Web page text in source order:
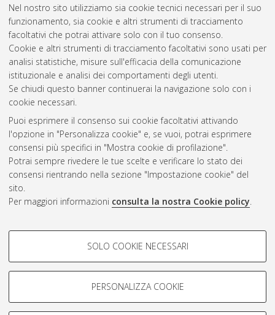
Nel nostro sito utilizziamo sia cookie tecnici necessari per il suo
funzionamento, sia cookie e altri strumenti di tracciamento
facoltativi che potrai attivare solo con il tuo consenso.
Cookie e altri strumenti di tracciamento facoltativi sono usati per
analisi statistiche, misure sull'efficacia della comunicazione
istituzionale e analisi dei comportamenti degli utenti.
Se chiudi questo banner continuerai la navigazione solo con i
cookie necessari.
Puoi esprimere il consenso sui cookie facoltativi attivando
l'opzione in "Personalizza cookie" e, se vuoi, potrai esprimere
consensi più specifici in "Mostra cookie di profilazione".
Potrai sempre rivedere le tue scelte e verificare lo stato dei
consensi rientrando nella sezione "Impostazione cookie" del
sito.
Per maggiori informazioni consulta la nostra Cookie policy.
COOKIE DI PROFILAZIONE -
Si tratta di cookie utilizzati per analizzare le caratteristiche della
navigazione degli utenti, creare profili in base al loro comportamento
Mostra cookie di profilazione
SOLO COOKIE NECESSARI
PERSONALIZZA COOKIE
2011(8)
2010(7)
2009 (8)
2008(6)
2007(5)
Atom
Rss 1.0
Rss 2.0
ISSN: 2038-7946
Impostazioni Cookie
Informativa sulla privacy
Condizioni d’uso del sito